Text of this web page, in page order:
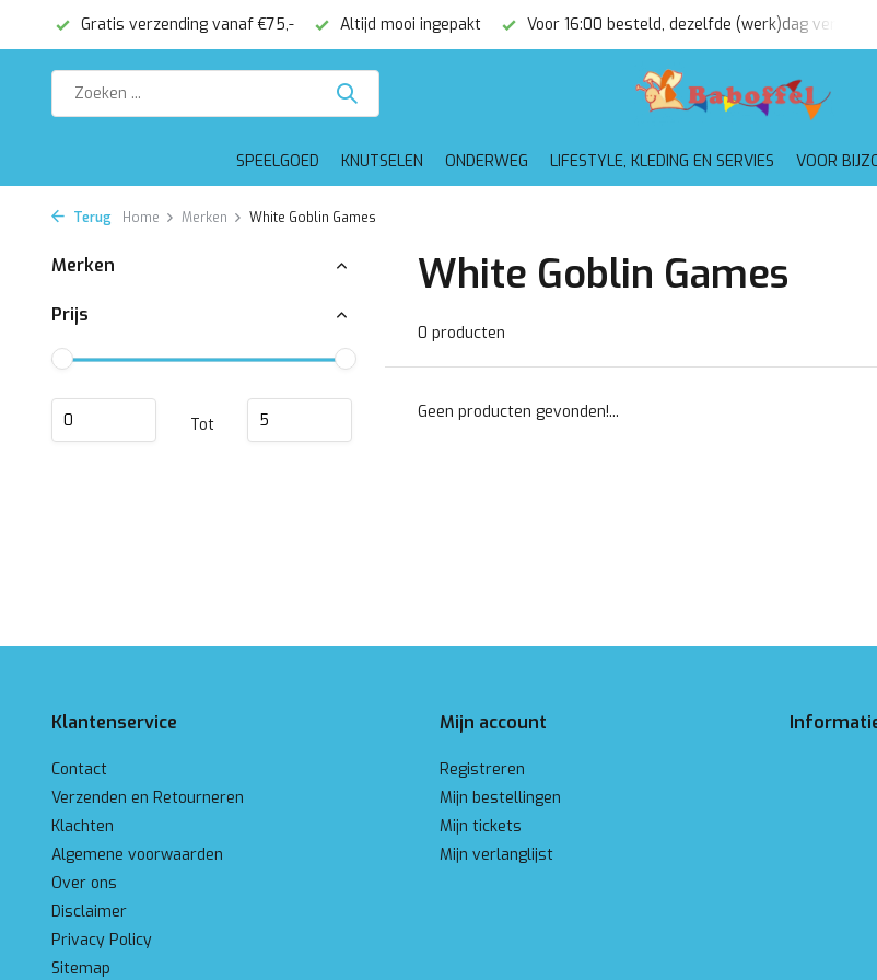
Gratis verzending vanaf €75,- Altijd mooi ingepakt Voor 16:00 besteld, dezelfde (werk)dag verzonden
SPEELGOED KNUTSELEN ONDERWEG LIFESTYLE, KLEDING EN SERVIES VOOR
Terug Home Merken White Goblin Games
Merken
Prijs
Tot
White Goblin Games
0 producten
Geen producten gevonden!...
Klantenservice
Contact
Verzenden en Retourneren
Klachten
Algemene voorwaarden
Over ons
Disclaimer
Privacy Policy
Sitemap
Mijn account
Registreren
Mijn bestellingen
Mijn tickets
Mijn verlanglijst